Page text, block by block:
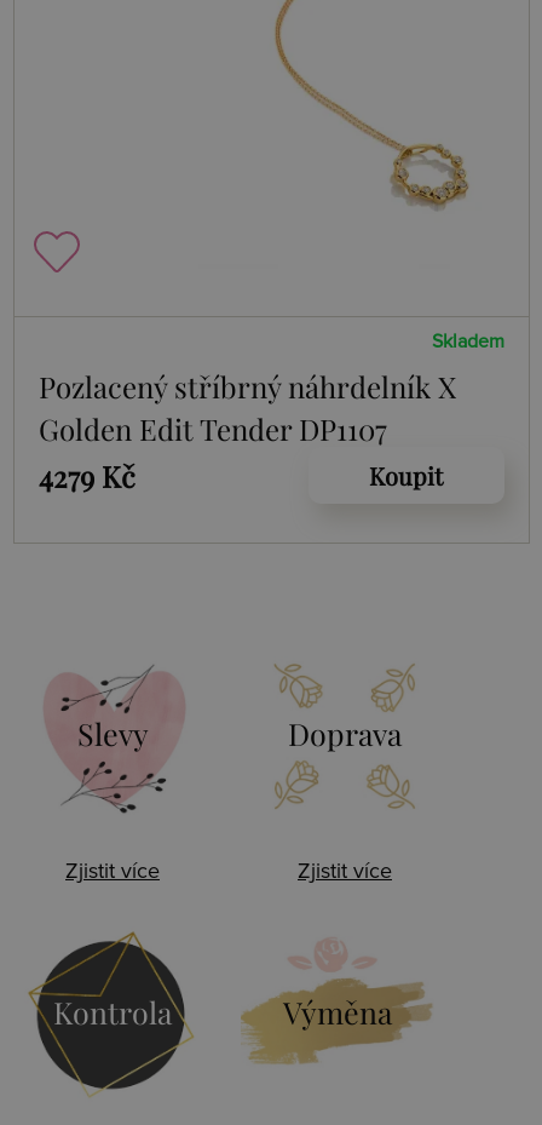
Skladem
Pozlacený stříbrný náhrdelník X
Golden Edit Tender DP1107
4279 Kč
Koupit
Slevy
Zjistit více
Doprava
Zjistit více
Kontrola Výměna